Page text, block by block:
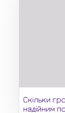
Скільки
надійним